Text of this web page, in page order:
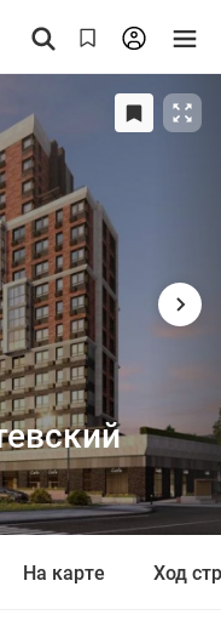
На карте Ход